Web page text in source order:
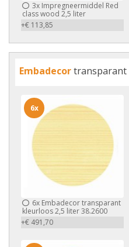
3x Impregneermiddel Red
class wood 2,5 liter
+€ 113,85
Embadecortransparant
6x Embadecor transparant
kleurloos 2,5 liter 38.2600
+€ 491,70
6x